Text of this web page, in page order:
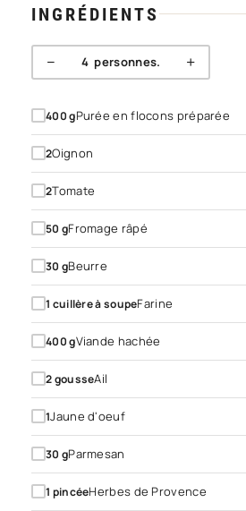
INGRÉDIENTS
− 4personnes. +
400gPurée en flocons préparée
2Oignon
2Tomate
50 gFromage râpé
30 gBeurre
1 cuillère à soupeFarine
400gViande hachée
2gousseAil
1Jaune d'oeuf
30 gParmesan
1 pincéeHerbes de Provence